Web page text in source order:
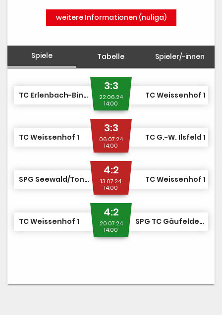
weitere Informationen (nuliga)
Spiele Tabelle Spieler/-innen
TC Erlenbach-Binswangen 1
3:3
22.06.24
14:00
TC Weissenhof 1
TC Weissenhof 1
3:3
06.07.24
14:00
TC G.-W. Ilsfeld 1
SPG Seewald/Tonbach 1
4:2
13.07.24
14:00
TC Weissenhof 1
TC Weissenhof 1
4:2
20.07.24
14:00
SPG TC Gäufelden/Nebringen 1